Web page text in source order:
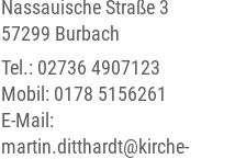
Nassauische Straße 3
57299 Burbach
Tel.: 02736 4907123
Mobil: 0178 5156261
E-Mail:
martin.ditthardt@kirche-